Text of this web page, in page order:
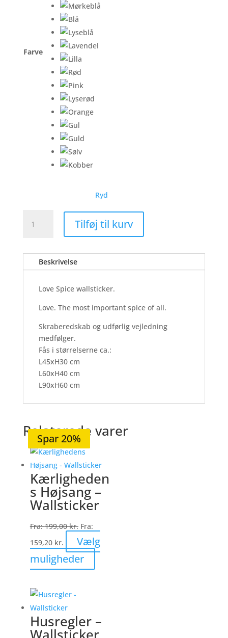
Farve
Ryd
Spice
antal
Tilføj til kurv
Beskrivelse
Love Spice wallsticker.
Love. The most important spice of all.
Skraberedskab og udførlig vejledning
medfølger.
Fås i størrelserne ca.:
L45xH30 cm
L60xH40 cm
L90xH60 cm
Relaterede varer
Spar 20%
Kærligheden
s Højsang –
Wallsticker
Fra:199,00kr. Fra:
159,20 kr.
Vælg
muligheder
vare
Mulighederne
kan
Spar 20%
Husregler –
Wallsticker
Spar 20%
Spar 20%
Spar 20%